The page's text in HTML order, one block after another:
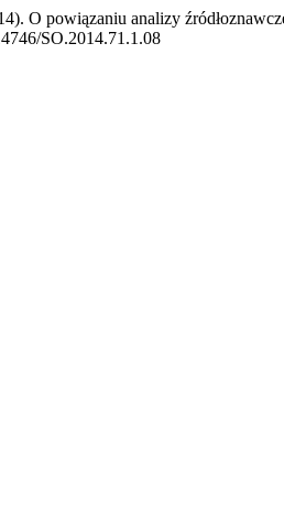
O powiązaniu analizy
SO.2014.71.1.08